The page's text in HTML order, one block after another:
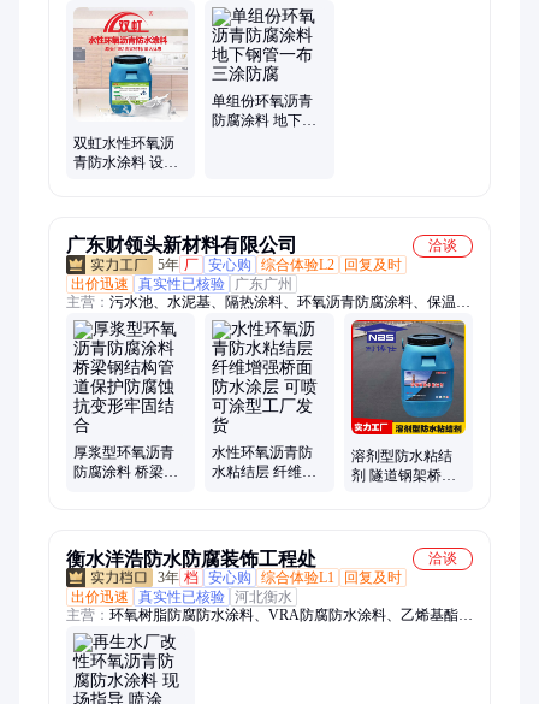
温涂料、环氧防腐涂料、环氧玻璃鳞片防腐涂料、2H隔热保温
全效凝胶、保温找平凝胶、隔音涂料、无机硅声能凝胶、反辐射
隔热涂料、回填宝、桥面防水涂料、硅烷浸渍剂、硅烷浸渍膏
体、红橡胶防水涂料、防水涂料、自粘防水卷材、PVC防水卷
材、耐根穿刺防水卷材、fyt-1、AMP-100、保温凝胶、乙烯基酯
防腐涂料、氰凝防腐涂料、TPO防水卷材
双虹水性环氧沥
青防水涂料 设计
单组份环氧沥青
防腐涂料 地下钢
广东财领头新材料有限公司
洽谈
5年 厂 安心购 综合体验L2
回复及时
出价迅速
真实性已核验
广东广州
主营： 污水池、水泥基、隔热涂料、环氧沥青防腐涂料、保温涂
料、渗透结晶、吸音隔音、吸音涂料、防水涂料、丙烯酸防水、
耐高温防水、耐酸耐碱耐、一体防腐涂料、防水防腐涂料、玻璃
微珠保温、水性纳米中空、吸音阻燃涂料、彩钢防腐防锈、弹性
防护涂料、水性环保涂料、液体卷材施工、液体卷材防水、胶乳
防水砂浆、防腐防水材料、复合防腐涂料
厚浆型环氧沥青
防腐涂料 桥梁钢
水性环氧沥青防
水粘结层 纤维增
溶剂型防水粘结
剂 隧道钢架桥面
衡水洋浩防水防腐装饰工程处
洽谈
3年 档 安心购 综合体验L1
回复及时
出价迅速
真实性已核验 河北衡水
主营： 环氧树脂防腐防水涂料、VRA防腐防水涂料、乙烯基酯防
腐防水涂料、抗臭氧氟碳防腐防水涂料